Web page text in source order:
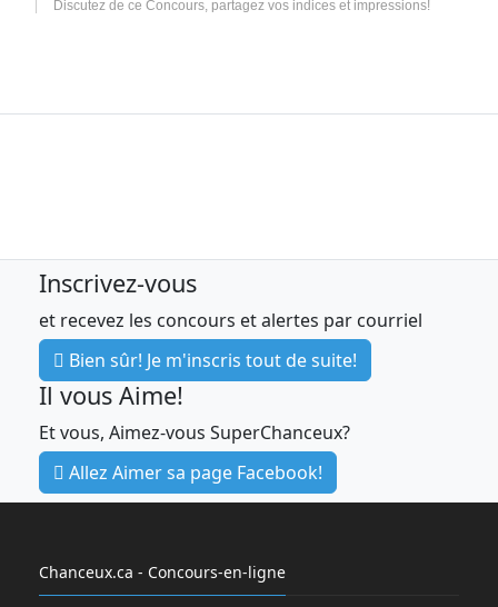
Discutez de ce Concours, partagez vos indices et impressions!
Inscrivez-vous
et recevez les concours et alertes par courriel
Bien sûr! Je m'inscris tout de suite!
Il vous Aime!
Et vous, Aimez-vous SuperChanceux?
Allez Aimer sa page Facebook!
Chanceux.ca - Concours-en-ligne